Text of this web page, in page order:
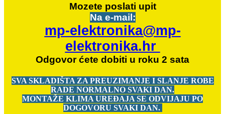
Mozete poslati upit
Na e-mail:
mp-elektronika@mp-
elektronika.hr
Odgovor ćete dobiti u roku 2 sata
SVA SKLADIŠTA ZA PREUZIMANJE I SLANJE ROBE
RADE NORMALNO SVAKI DAN.
MONTAŽE KLIMA UREĐAJA SE ODVIJAJU PO
DOGOVORU SVAKI DAN.